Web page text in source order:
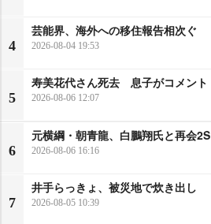
4
芸能界、海外への移住報告相次ぐ
2026-08-04 19:53
5
寿美花代さん死去 息子がコメント
2026-08-06 12:07
6
元横綱・朝青龍、白鵬翔氏と再会2S
2026-08-06 16:16
7
井手らっきょ、被災地で炊き出し
2026-08-05 10:39